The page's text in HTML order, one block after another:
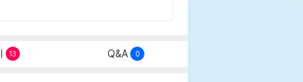
13 Q&A 0